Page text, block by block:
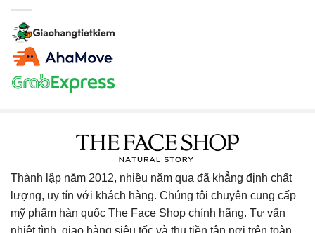
Thành lập năm 2012, nhiều năm qua đã khẳng định chất
lượng, uy tín với khách hàng. Chúng tôi chuyên cung cấp
mỹ phẩm hàn quốc The Face Shop chính hãng. Tư vấn
nhiệt tình, giao hàng siêu tốc và thu tiền tận nơi trên toàn